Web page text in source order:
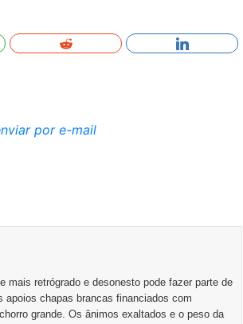
por e-mail
mais retrógrado e desonesto pode fazer parte de
chapas brancas financiados com
grande. Os ânimos exaltados e o peso da